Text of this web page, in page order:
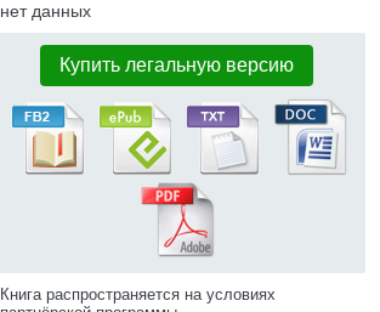
нет данных
Купить легальную версию
Книга распространяется на условиях